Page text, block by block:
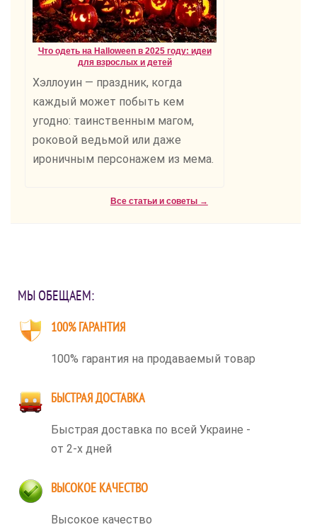
Что одеть на Halloween в 2025 году: идеи
для взрослых и детей
Хэллоуин — праздник, когда
каждый может побыть кем
угодно: таинственным магом,
роковой ведьмой или даже
ироничным персонажем из мема.
Все статьи и советы →
МЫ ОБЕЩАЕМ:
100% ГАРАНТИЯ
100% гарантия на продаваемый товар
БЫСТРАЯ ДОСТАВКА
Быстрая доставка по всей Украине -
от 2-х дней
ВЫСОКОЕ КАЧЕСТВО
Высокое качество